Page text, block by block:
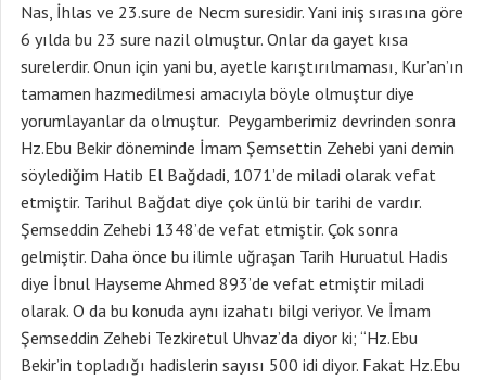
Nas, İhlas ve 23.sure de Necm suresidir. Yani iniş sırasına göre
6 yılda bu 23 sure nazil olmuştur. Onlar da gayet kısa
surelerdir. Onun için yani bu, ayetle karıştırılmaması, Kur’an’ın
tamamen hazmedilmesi amacıyla böyle olmuştur diye
yorumlayanlar da olmuştur. Peygamberimiz devrinden sonra
Hz.Ebu Bekir döneminde İmam Şemsettin Zehebi yani demin
söylediğim Hatib El Bağdadi, 1071’de miladi olarak vefat
etmiştir. Tarihul Bağdat diye çok ünlü bir tarihi de vardır.
Şemseddin Zehebi 1348’de vefat etmiştir. Çok sonra
gelmiştir. Daha önce bu ilimle uğraşan Tarih Huruatul Hadis
diye İbnul Hayseme Ahmed 893’de vefat etmiştir miladi
olarak. O da bu konuda aynı izahatı bilgi veriyor. Ve İmam
Şemseddin Zehebi Tezkiretul Uhvaz’da diyor ki; “Hz.Ebu
Bekir’in topladığı hadislerin sayısı 500 idi diyor. Fakat Hz.Ebu